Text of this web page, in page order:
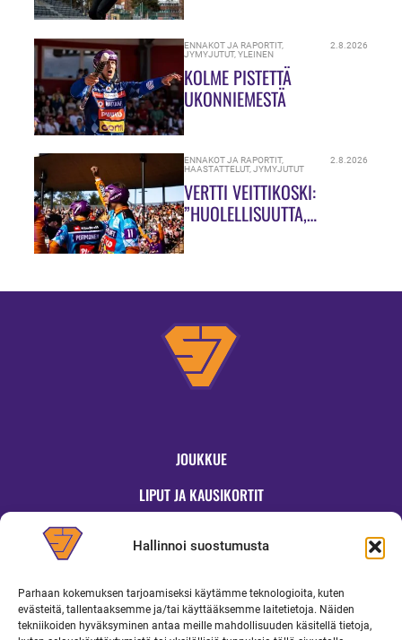
Hallinnoi suostumusta
Parhaan kokemuksen tarjoamiseksi käytämme teknologioita, kuten
evästeitä, tallentaaksemme ja/tai käyttääksemme laitetietoja. Näiden
tekniikoiden hyväksyminen antaa meille mahdollisuuden käsitellä tietoja,
ENNAKOT JA RAPORTIT,
JYMYJUTUT,YLEINEN
2.8.2026
KOLME PISTETTÄ
UKONNIEMESTÄ
ENNAKOT JA RAPORTIT,
HAASTATTELUT,JYMYJUTUT
2.8.2026
VERTTI VEITTIKOSKI:
”HUOLELLISUUTTA,
JOUKKUE
LIPUT JA KAUSIKORTIT
OTTELUINFO